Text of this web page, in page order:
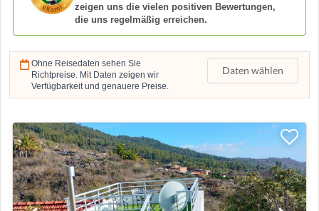
zeigen uns die vielen positiven Bewertungen,
die uns regelmäßig erreichen.
Ohne Reisedaten sehen Sie
Richtpreise. Mit Daten zeigen wir
Verfügbarkeit und genauere Preise.
Daten wählen